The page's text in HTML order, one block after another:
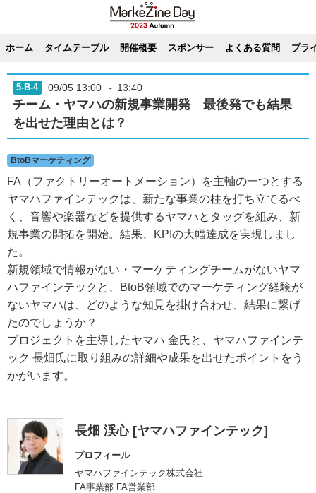
ホーム タイムテーブル 開催概要 スポンサー よくある質問 プラ
5-B-4 09/05 13:00 ～ 13:40
チーム・ヤマハの新規事業開発 最後発でも結果
を出せた理由とは？
BtoBマーケティング
FA（ファクトリーオートメーション）を主軸の一つとする
ヤマハファインテックは、新たな事業の柱を打ち立てるべ
く、音響や楽器などを提供するヤマハとタッグを組み、新
規事業の開拓を開始。結果、KPIの大幅達成を実現しまし
た。
新規領域で情報がない・マーケティングチームがないヤマ
ハファインテックと、BtoB領域でのマーケティング経験が
ないヤマハは、どのような知見を掛け合わせ、結果に繋げ
たのでしょうか？
プロジェクトを主導したヤマハ 金氏と、ヤマハファインテ
ック 長畑氏に取り組みの詳細や成果を出せたポイントをう
かがいます。
長畑 渓心 [ヤマハファインテック]
プロフィール
ヤマハファインテック株式会社
FA事業部 FA営業部